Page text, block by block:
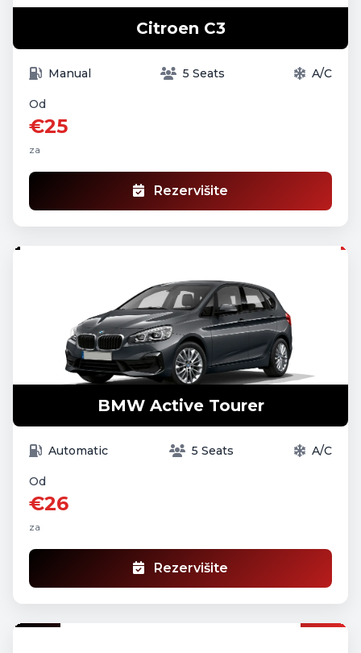
Citroen C3
Manual 5 Seats A/C
Od
€25
za
Rezervišite
BMW Active Tourer
Automatic 5 Seats A/C
Od
€26
za
Rezervišite